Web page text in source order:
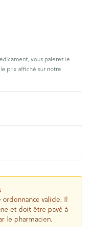
vous paierez le
prix affiché sur notre
valide. Il
et doit être payé à
le pharmacien.